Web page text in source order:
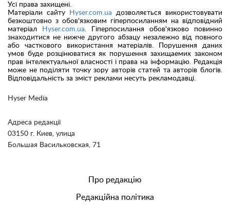
Hyser Media
Адреса редакції
03150 г. Киев, улица
Большая Васильковская, 71
Усі права захищені.
Матеріали сайту
Hyser.com.ua дозволяється використовувати
безкоштовно з обов'язковим гіперпосиланням на відповідний
матеріал
Hyser.com.ua . Гіперпосилання обов'язково повинно
знаходитися не нижче другого абзацу незалежно від повного
або часткового використання матеріалів. Порушення даних
умов буде розцінюватися як порушення захищаемих законом
прав інтелектуальної власності і права на інформацію. Редакція
може не поділяти точку зору авторів статей та авторів блогів.
Відповідальність за зміст реклами несуть рекламодавці.
Про редакцію
Редакційна політика